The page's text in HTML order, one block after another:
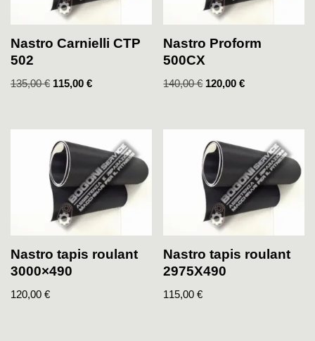
Nastro Carnielli CTP
502
135,00€ 115,00 €
Nastro Proform
500CX
140,00€ 120,00€
Nastro tapis roulant
3000×490
120,00 €
Nastro tapis roulant
2975X490
115,00€